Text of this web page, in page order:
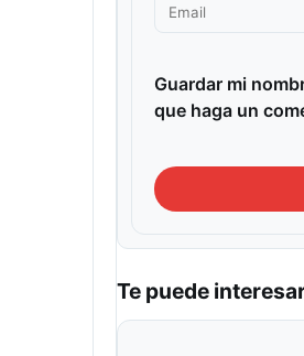
Guardar mi
que haga un
Te puede